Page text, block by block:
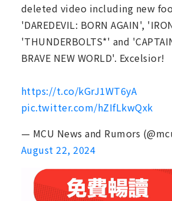
deleted video including new
'DAREDEVIL: BORN AGAIN',
'THUNDERBOLTS*' and
BRAVE NEW WORLD'. Excelsior!
https://t.co/kGrJ1WT6yA
pic.twitter.com/hZIfLkwQxk
— MCU News and Rumors
August 22, 2024